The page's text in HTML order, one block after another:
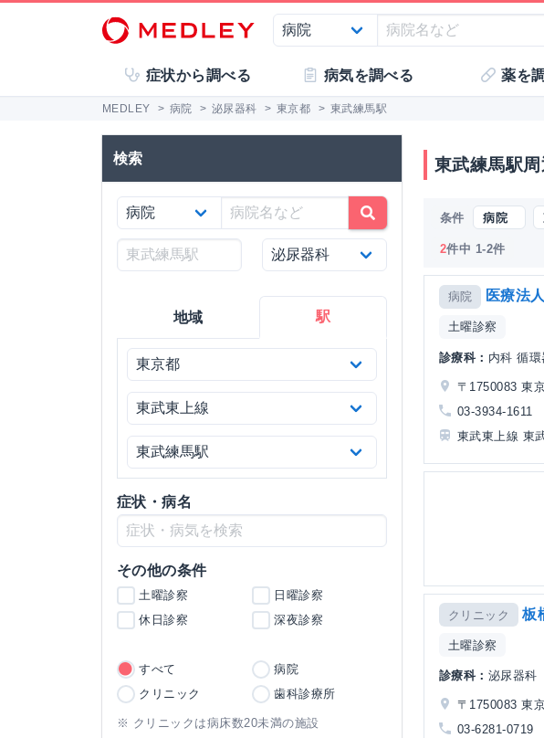
症状から調べる 病気を調べる 薬を
MEDLEY > 病院 > 泌尿器科 > 東京都 > 東武練馬駅
検索
地域 駅
症状・病名
その他の条件
土曜診察
日曜診察
休日診察
深夜診察
すべて
病院
クリニック
歯科診療所
※ クリニックは病床数20未満の施設
東武練馬駅
条件 病院
2件中 1-2件
病院 医療法
土曜診察
診療科： 内科 循
〒1750083 東
03-3934-1611
東武東上線 東
クリニック 板
土曜診察
診療科： 泌尿器科
〒1750083 東
03-6281-0719